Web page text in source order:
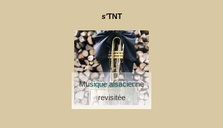
s'TNT
Musique alsacienne
revisitée